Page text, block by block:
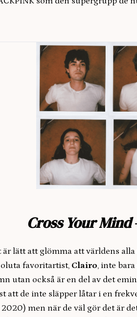
Cross Your Mind
är lätt att glömma att världens alla
favoritartist, Clairo, inte
utan också är en del av det
att de inte släpper låtar i en
2020) men när de väl gör det är